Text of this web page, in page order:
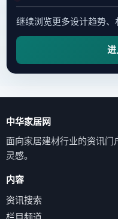
继续浏览更多设计趋势、
进
中华家居网
面向家居建材行业的资讯门
灵感。
内容
资讯搜索
栏目频道